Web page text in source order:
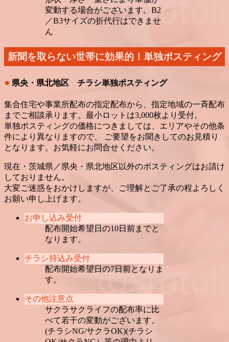
変動する場合がございます。B2
／B3サイズの折代行はできませ
ん
新聞を取らない世帯に効果的！単独ポスティング
● 県央・県北地区 チラシ単独ポスティング
集合住宅や事業所配布の指定配布から、指定地域の一斉配布
までご相談承ります。最小ロットは3,000枚より受付。
単独ポスティングの価格につきましては、エリアやその他条
件により異なりますので、 ご要望をお聞きしてのお見積り
となります。お気軽にお問合せください。
現在・茨城県／県央・県北地区以外のポスティングはお請け
しておりません。
大変ご迷惑をおかけしますが、ご理解とご了承の程よろしく
お願い申し上げます。
お申し込み受付
配布開始希望日の10日前までと
なります。
チラシ持込み受付
配布開始希望日の7日前となりま
す。
その他注意点
サクラサクライフの配布率に比
べて若干の変動がございます。
(チラシNG/サクラOK)(チラシ